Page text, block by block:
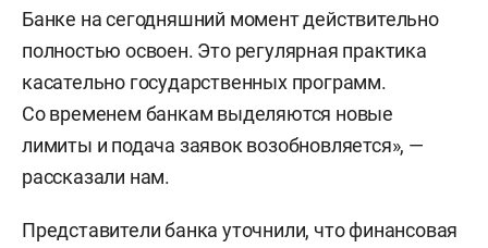
Банке на сегодняшний момент действительно
полностью освоен. Это регулярная практика
касательно государственных программ.
Со временем банкам выделяются новые
лимиты и подача заявок возобновляется», —
рассказали нам.
Представители банка уточнили, что финансовая